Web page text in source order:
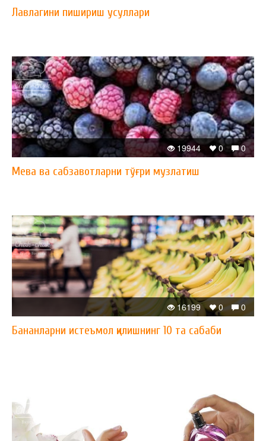
Лавлагини пишириш усуллари
0
0
19944
Мева ва сабзавотларни тўғри музлатиш
0
0
16199
Бананларни истеъмол қилишнинг 10 та сабаби